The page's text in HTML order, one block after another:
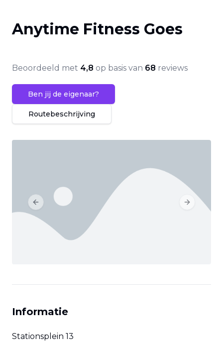
Anytime Fitness Goes
Beoordeeld met 4,8 op basis van 68 reviews
Ben jij de eigenaar?
Routebeschrijving
Previous slide Next slide
Informatie
Stationsplein 13